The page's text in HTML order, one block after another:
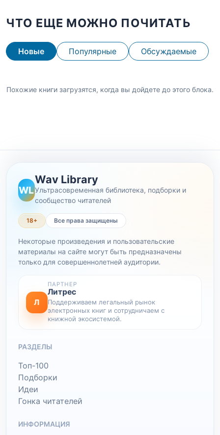
ЧТО ЕЩЕ МОЖНО ПОЧИТАТЬ
Новые Популярные Обсуждаемые
Похожие книги загрузятся, когда вы дойдете до этого блока.
WL
Wav Library
Ультрасовременная библиотека, подборки и
сообщество читателей
18+ Все права защищены
Некоторые произведения и пользовательские
материалы на сайте могут быть предназначены
только для совершеннолетней аудитории.
Л
ПАРТНЕР
Литрес
Поддерживаем легальный рынок
электронных книг и сотрудничаем с
книжной экосистемой.
РАЗДЕЛЫ
Топ-100
Подборки
Идеи
Гонка читателей
ИНФОРМАЦИЯ